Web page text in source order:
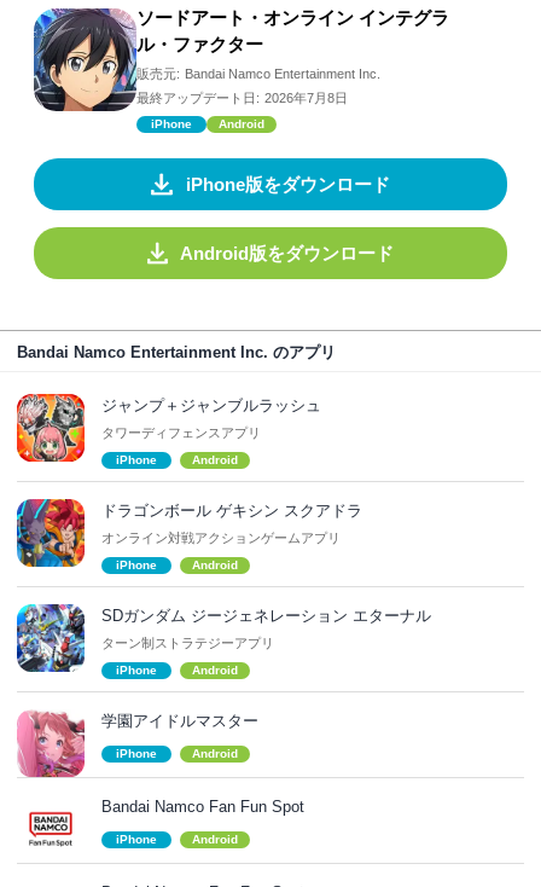
ソードアート・オンライン インテグラ
ル・ファクター
販売元: Bandai Namco Entertainment Inc.
最終アップデート日: 2026年7月8日
iPhone Android
iPhone版をダウンロード
Android版をダウンロード
Bandai Namco Entertainment Inc. のアプリ
ジャンプ＋ジャンブルラッシュ
タワーディフェンスアプリ
iPhone Android
ドラゴンボール ゲキシン スクアドラ
オンライン対戦アクションゲームアプリ
iPhone Android
SDガンダム ジージェネレーション エターナル
ターン制ストラテジーアプリ
iPhone Android
学園アイドルマスター
iPhone Android
Bandai Namco Fan Fun Spot
iPhone Android